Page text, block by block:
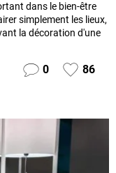
dans le bien-être
simplement les lieux,
la décoration d'une
0 86